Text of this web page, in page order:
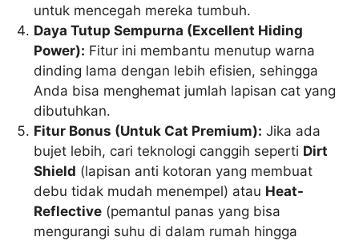
untuk mencegah mereka tumbuh.
Daya Tutup Sempurna (Excellent Hiding
Power): Fitur ini membantu menutup warna
dinding lama dengan lebih efisien, sehingga
Anda bisa menghemat jumlah lapisan cat yang
dibutuhkan.
Fitur Bonus (Untuk Cat Premium): Jika ada
bujet lebih, cari teknologi canggih seperti Dirt
Shield (lapisan anti kotoran yang membuat
debu tidak mudah menempel) atau Heat-
Reflective (pemantul panas yang bisa
mengurangi suhu di dalam rumah hingga